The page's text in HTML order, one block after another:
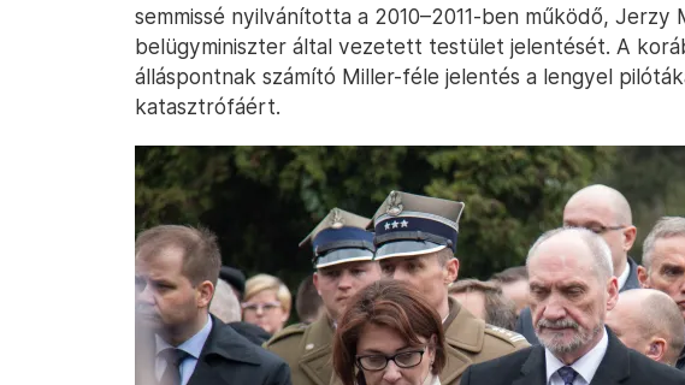
semmissé nyilvánította a 2010–2011-ben működő, Jerzy
belügyminiszter által vezetett testület jelentését. A
álláspontnak számító Miller-féle jelentés a lengyel
katasztrófáért.